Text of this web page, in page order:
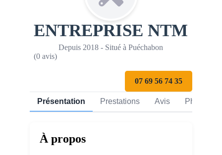
ENTREPRISE NTM
Depuis 2018 - Situé à Puéchabon
(0 avis)
07 69 56 74 35
Présentation Prestations Avis Photos
À propos